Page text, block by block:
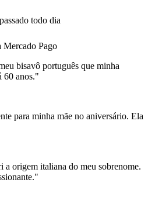
todo dia
Mercado Pago
bisavô português que minha
60 anos."
para minha mãe no aniversário. Ela
a origem italiana do meu sobrenome.
"